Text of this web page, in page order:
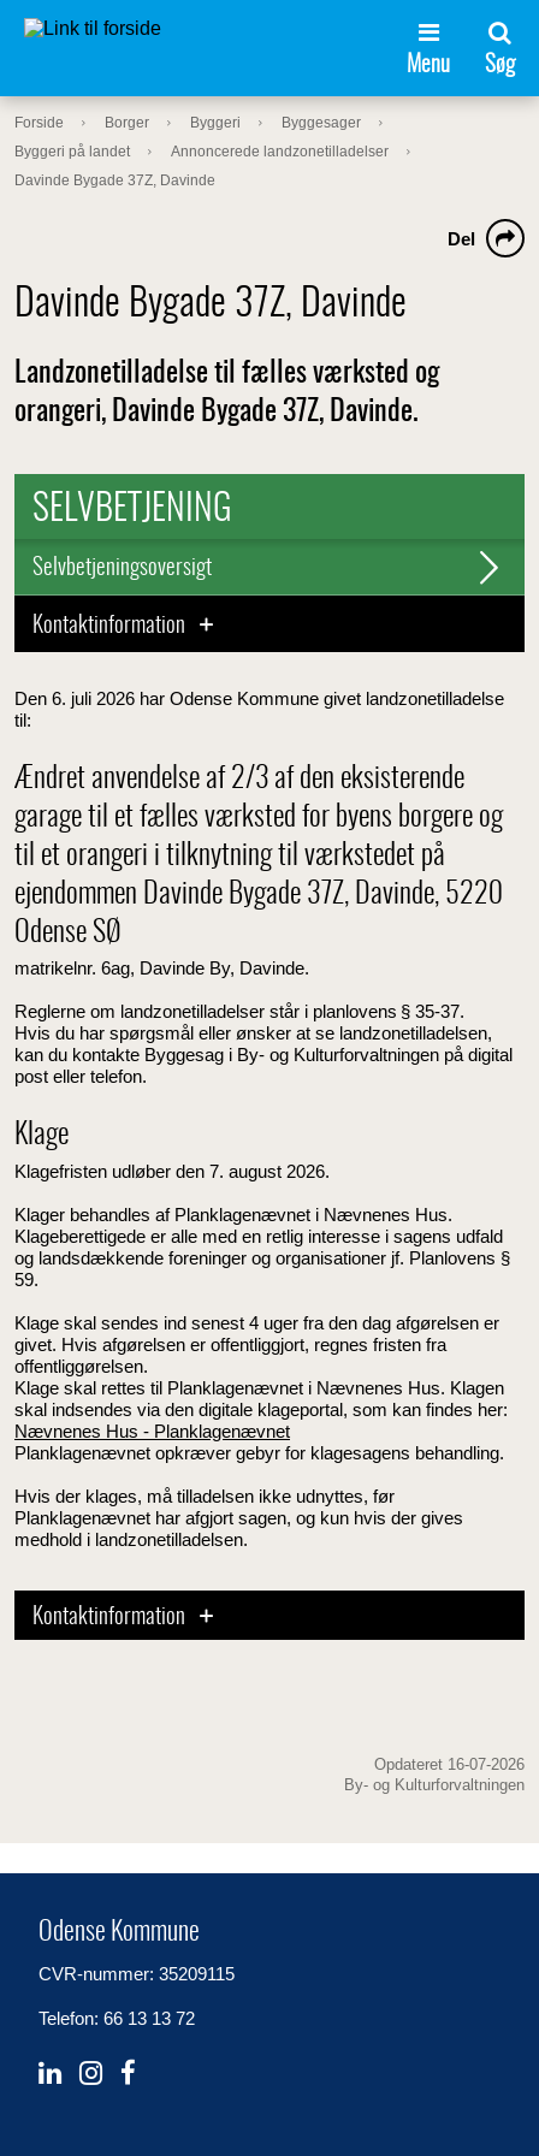
Menu Søg
Forside Borger Byggeri
Byggesager
Byggeri på landet
Annoncerede landzonetilladelser
Davinde Bygade 37Z, Davinde
Davinde Bygade 37Z, Davinde
Del
Landzonetilladelse til fælles værksted og
orangeri, Davinde Bygade 37Z, Davinde.
SELVBETJENING
Selvbetjeningsoversigt
Kontaktinformation
Den 6. juli 2026 har Odense Kommune givet landzonetilladelse
til:
Ændret anvendelse af 2/3 af den eksisterende
garage til et fælles værksted for byens borgere og
til et orangeri i tilknytning til værkstedet på
ejendommen Davinde Bygade 37Z, Davinde, 5220
Odense SØ
matrikelnr. 6ag, Davinde By, Davinde.
Reglerne om landzonetilladelser står i planlovens § 35-37.
Hvis du har spørgsmål eller ønsker at se landzonetilladelsen,
kan du kontakte Byggesag i By- og Kulturforvaltningen på digital
post eller telefon.
Klage
Klagefristen udløber den 7. august 2026.
Klager behandles af Planklagenævnet i Nævnenes Hus.
Klageberettigede er alle med en retlig interesse i sagens udfald
og landsdækkende foreninger og organisationer jf. Planlovens §
59.
Klage skal sendes ind senest 4 uger fra den dag afgørelsen er
givet. Hvis afgørelsen er offentliggjort, regnes fristen fra
offentliggørelsen.
Klage skal rettes til Planklagenævnet i Nævnenes Hus. Klagen
skal indsendes via den digitale klageportal, som kan findes her:
Nævnenes Hus - Planklagenævnet
Planklagenævnet opkræver gebyr for klagesagens behandling.
Hvis der klages, må tilladelsen ikke udnyttes, før
Planklagenævnet har afgjort sagen, og kun hvis der gives
medhold i landzonetilladelsen.
Kontaktinformation
Opdateret 16-07-2026
By- og Kulturforvaltningen
Odense Kommune
CVR-nummer: 35209115
Telefon: 66 13 13 72